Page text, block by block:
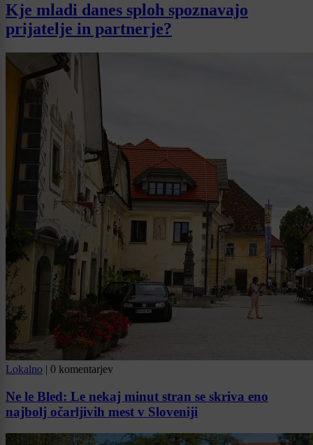
Kje mladi danes sploh spoznavajo
prijatelje in partnerje?
Lokalno | 0 komentarjev
Ne le Bled: Le nekaj minut stran se skriva eno
najbolj očarljivih mest v Sloveniji